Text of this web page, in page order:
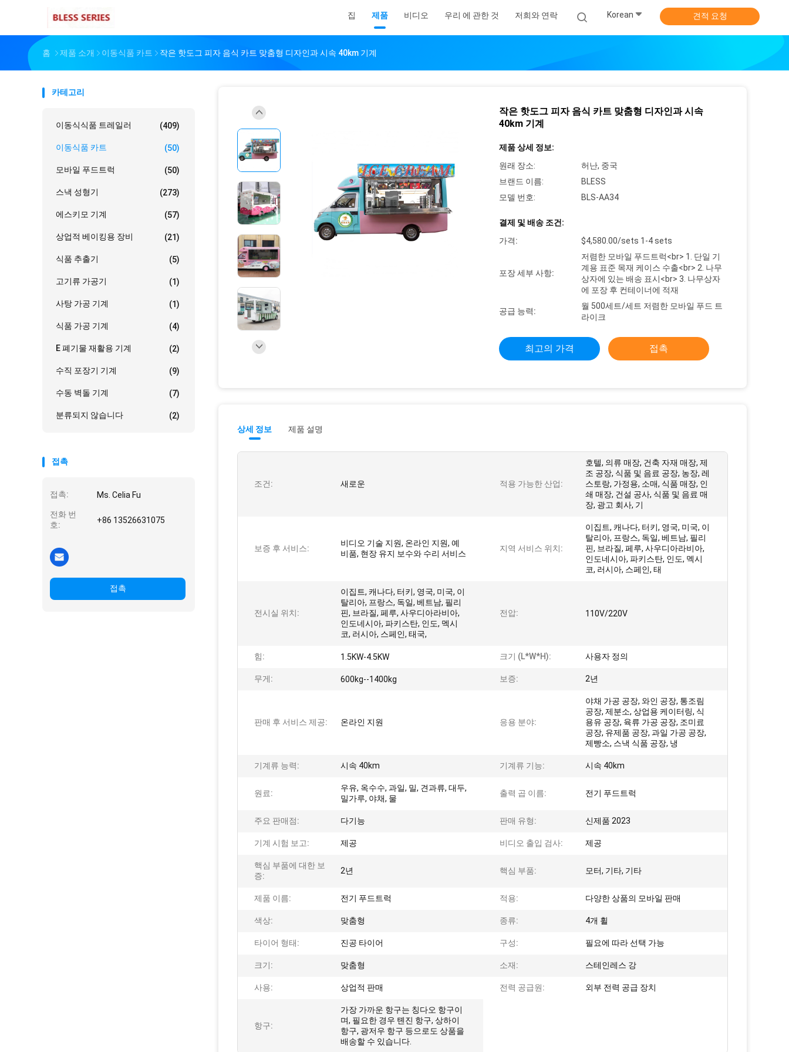
집 제품 비디오 우리 에 관한 것 저희와 연락 Korean 견적 요청
홈 제품 소개 이동식품 카트 작은 핫도그 피자 음식 카트 맞춤형 디자인과 시속 40km 기계
카테고리
이동식식품 트레일러 (409)
이동식품 카트 (50)
모바일 푸드트럭 (50)
스낵 성형기 (273)
에스키모 기계 (57)
상업적 베이킹용 장비 (21)
식품 추출기 (5)
고기류 가공기 (1)
사탕 가공 기계 (1)
식품 가공 기계 (4)
E 폐기물 재활용 기계 (2)
수직 포장기 기계 (9)
수동 벽돌 기계 (7)
분류되지 않습니다 (2)
접촉
접촉: Ms. Celia Fu
전화 번
호:
+86 13526631075
접촉
작은 핫도그 피자 음식 카트 맞춤형 디자인과 시속
40km 기계
제품 상세 정보:
원래 장소:
허난, 중국
브랜드 이름:
BLESS
모델 번호:
BLS-AA34
결제 및 배송 조건:
가격:
$4,580.00/sets 1-4 sets
포장 세부 사항:
저렴한 모바일 푸드트럭<br> 1. 단일 기
계용 표준 목재 케이스 수출<br> 2. 나무
상자에 있는 배송 표시<br> 3. 나무상자
에 포장 후 컨테이너에 적재
공급 능력:
월 500세트/세트 저렴한 모바일 푸드 트
라이크
최고의 가격 접촉
상세 정보 제품 설명
조건: 새로운 적용 가능한 산업:
호텔, 의류 매장, 건축 자재 매장, 제
조 공장, 식품 및 음료 공장, 농장, 레
스토랑, 가정용, 소매, 식품 매장, 인
쇄 매장, 건설 공사, 식품 및 음료 매
장, 광고 회사, 기
보증 후 서비스:
비디오 기술 지원, 온라인 지원, 예
비품, 현장 유지 보수와 수리 서비스
지역 서비스 위치:
이집트, 캐나다, 터키, 영국, 미국, 이
탈리아, 프랑스, ​​독일, 베트남, 필리
핀, 브라질, 페루, 사우디아라비아,
인도네시아, 파키스탄, 인도, 멕시
코, 러시아, 스페인, 태
전시실 위치:
이집트, 캐나다, 터키, 영국, 미국, 이
탈리아, 프랑스, 독일, 베트남, 필리
핀, 브라질, 페루, 사우디아라비아,
인도네시아, 파키스탄, 인도, 멕시
코, 러시아, 스페인, 태국,
전압: 110V/220V
힘: 1.5KW-4.5KW 크기 (L*W*H): 사용자 정의
무게: 600kg--1400kg 보증: 2년
판매 후 서비스 제공: 온라인 지원 응용 분야:
야채 가공 공장, 와인 공장, 통조림
공장, 제분소, 상업용 케이터링, 식
용유 공장, 육류 가공 공장, 조미료
공장, 유제품 공장, 과일 가공 공장,
제빵소, 스낵 식품 공장, 냉
기계류 능력: 시속 40km 기계류 기능: 시속 40km
원료:
우유, 옥수수, 과일, 밀, 견과류, 대두,
밀가루, 야채, 물
출력 곱 이름: 전기 푸드트럭
주요 판매점: 다기능 판매 유형: 신제품 2023
기계 시험 보고: 제공 비디오 출입 검사: 제공
핵심 부품에 대한 보
증:
2년 핵심 부품: 모터, 기타, 기타
제품 이름: 전기 푸드트럭 적용: 다양한 상품의 모바일 판매
색상: 맞춤형 종류: 4개 휠
타이어 형태: 진공 타이어 구성: 필요에 따라 선택 가능
크기: 맞춤형 소재: 스테인레스 강
사용: 상업적 판매 전력 공급원: 외부 전력 공급 장치
항구:
가장 가까운 항구는 칭다오 항구이
며, 필요한 경우 톈진 항구, 상하이
항구, 광저우 항구 등으로도 상품을
배송할 수 있습니다.